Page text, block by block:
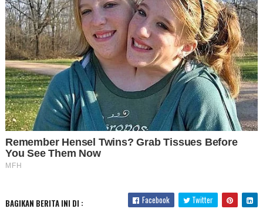
BAGIKAN BERITA INI DI : Facebook Twitter